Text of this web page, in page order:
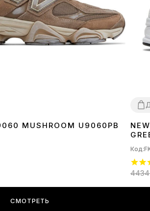
4445 MUSHROOM U9060PB
СМОТРЕТЬ
3637
Код:
4434